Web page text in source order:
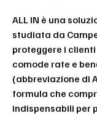
ALL IN è una
studiata da
proteggere i
comode rate e
(abbreviazione di
formula che
indispensabili per